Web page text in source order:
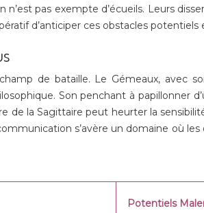
n’est pas exempte d’écueils. Leurs
d’anticiper ces obstacles
de bataille. Le Gémeaux, avec
Son penchant à papillonner
de la Sagittaire peut heurter la
s’avère un domaine où
Potentiels